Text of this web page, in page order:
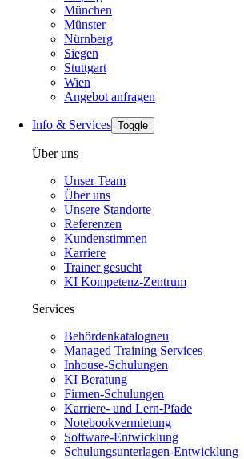
München
Münster
Nürnberg
Siegen
Stuttgart
Wien
Angebot anfragen
Info & Services Toggle
Über uns
Unser Team
Über uns
Unsere Standorte
Referenzen
Kundenstimmen
Karriere
Trainer gesucht
KI Kompetenz-Zentrum
Services
Behördenkatalogneu
Managed Training Services
Inhouse-Schulungen
KI Beratung
Firmen-Schulungen
Karriere- und Lern-Pfade
Notebookvermietung
Software-Entwicklung
Schulungsunterlagen-Entwicklung